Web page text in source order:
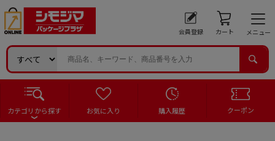
会員登録 カート メニュー
カテゴリから探す お気に入り 購入履歴 クーポン